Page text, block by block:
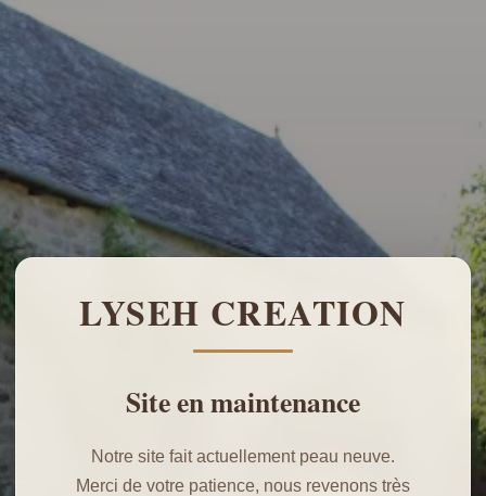
LYSEH CREATION
Site en maintenance
Notre site fait actuellement peau neuve.
Merci de votre patience, nous revenons très